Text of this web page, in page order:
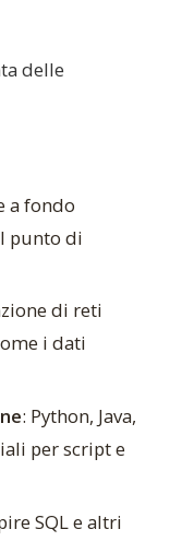
delle
a fondo
punto di
di reti
i dati
: Python, Java,
per script e
SQL e altri